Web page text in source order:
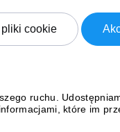
cookie
ruchu.
które im